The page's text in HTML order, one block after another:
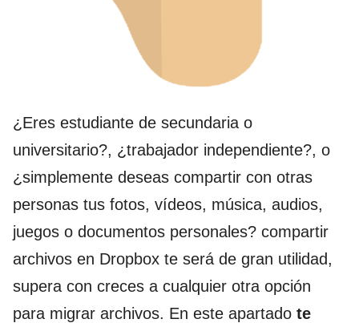
¿Eres estudiante de secundaria o
universitario?, ¿trabajador independiente?, o
¿simplemente deseas compartir con otras
personas tus fotos, vídeos, música, audios,
juegos o documentos personales? compartir
archivos en Dropbox te será de gran utilidad,
supera con creces a cualquier otra opción
para migrar archivos. En este apartado te